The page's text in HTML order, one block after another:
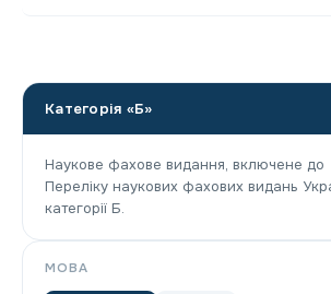
Категорія «Б»
Наукове фахове видання, включене до
Переліку наукових фахових видань
категорії Б.
МОВА